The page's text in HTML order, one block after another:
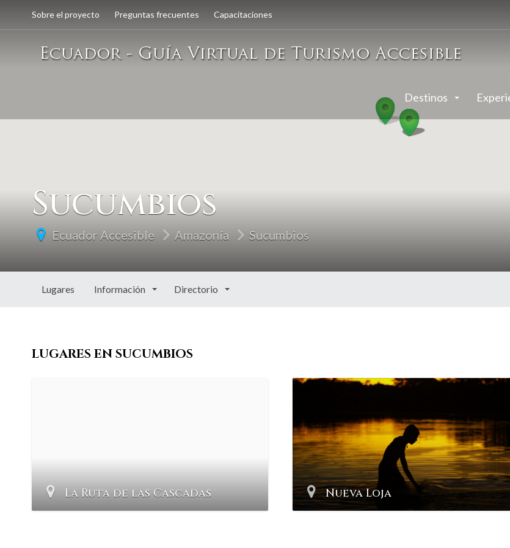
Sobre el proyecto Preguntas frecuentes Capacitaciones
Destinos
Sucumbios
Ecuador Accesible Amazonía Sucumbios
Lugares Información Directorio
LUGARES EN SUCUMBIOS
La Ruta de las Cascadas Nueva Loja